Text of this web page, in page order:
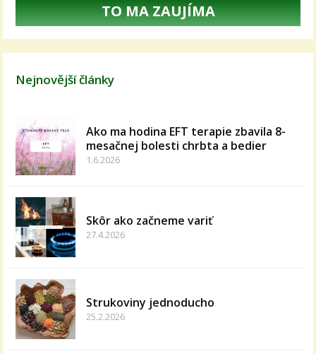
TO MA ZAUJÍMA
Nejnovější články
Ako ma hodina EFT terapie zbavila 8-
mesačnej bolesti chrbta a bedier
1.6.2026
Skôr ako začneme variť
27.4.2026
Strukoviny jednoducho
25.2.2026